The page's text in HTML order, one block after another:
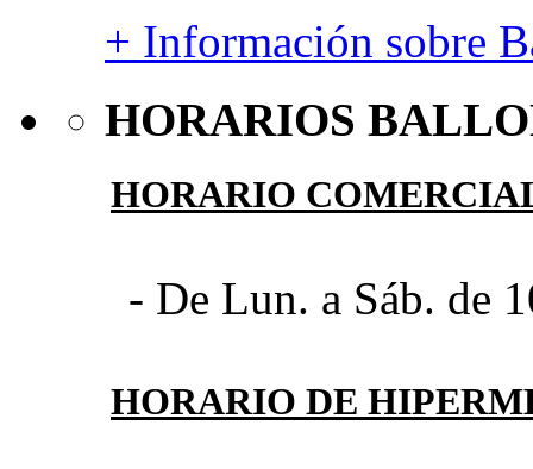
+ Información sobre
HORARIOS
HORARIO
- De Lun. a Sáb. de
HORARIO DE